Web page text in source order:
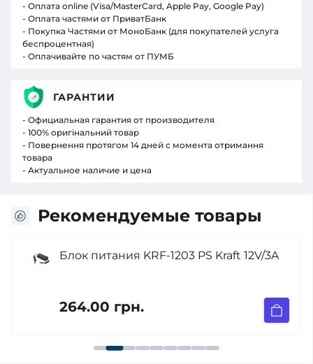
Рекомендуемые товары
Блок питания KRF-1203 PS Kraft 12V/3A
264.00 грн.
- Оплата online (Visa/MasterCard, Apple Pay, Google Pay)
- Оплата частями от ПриватБанк
- Покупка Частями от МоноБанк (для покупателей услуга
беспроцентная)
- Оплачивайте по частям от ПУМБ
ГАРАНТИИ
- Официальная гарантия от производителя
- 100% оригінальний товар
- Повернення протягом 14 дней с момента отримання
товара
- Актуальное наличие и цена